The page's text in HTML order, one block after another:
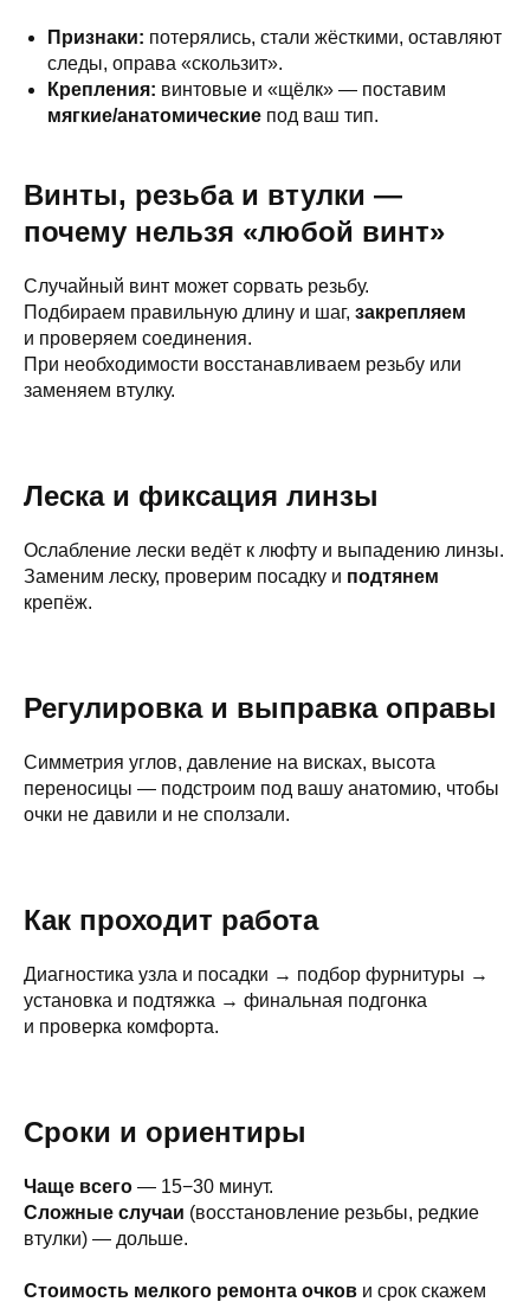
Признаки: потерялись, стали жёсткими, оставляют
следы, оправа «скользит».
Крепления: винтовые и «щёлк» — поставим
мягкие/анатомические под ваш тип.
Винты, резьба и втулки —
почему нельзя «любой винт»
Случайный винт может сорвать резьбу.
Подбираем правильную длину и шаг, закрепляем
и проверяем соединения.
При необходимости восстанавливаем резьбу или
заменяем втулку.
Леска и фиксация линзы
Ослабление лески ведёт к люфту и выпадению линзы.
Заменим леску, проверим посадку и подтянем
крепёж.
Регулировка и выправка оправы
Симметрия углов, давление на висках, высота
переносицы — подстроим под вашу анатомию, чтобы
очки не давили и не сползали.
Как проходит работа
Диагностика узла и посадки → подбор фурнитуры →
установка и подтяжка → финальная подгонка
и проверка комфорта.
Сроки и ориентиры
Чаще всего — 15−30 минут.
Сложные случаи (восстановление резьбы, редкие
втулки) — дольше.
Стоимость мелкого ремонта очков и срок скажем